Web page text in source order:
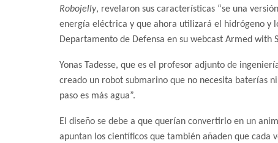
Robojelly, revelaron sus características “se una
energía eléctrica y que ahora utilizará el hidrógeno y
Departamento de Defensa en su webcast Armed with
Yonas Tadesse, que es el profesor adjunto de
creado un robot submarino que no necesita baterías
paso es más agua”.
El diseño se debe a que querían convertirlo en un
apuntan los científicos que también añaden que cada